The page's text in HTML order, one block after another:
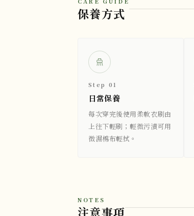
保養方式
Step 01
日常保養
每次穿完後使用柔軟衣刷由
上往下輕刷；輕微污漬可用
微濕棉布輕拭。
NOTES
注意事項